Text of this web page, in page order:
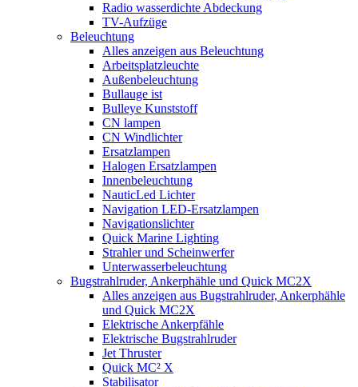
Radio wasserdichte Abdeckung
TV-Aufzüge
Beleuchtung
Alles anzeigen aus Beleuchtung
Arbeitsplatzleuchte
Außenbeleuchtung
Bullauge ist
Bulleye Kunststoff
CN lampen
CN Windlichter
Ersatzlampen
Halogen Ersatzlampen
Innenbeleuchtung
NauticLed Lichter
Navigation LED-Ersatzlampen
Navigationslichter
Quick Marine Lighting
Strahler und Scheinwerfer
Unterwasserbeleuchtung
Bugstrahlruder, Ankerphähle und Quick MC2X
Alles anzeigen aus Bugstrahlruder, Ankerphähle
und Quick MC2X
Elektrische Ankerpfähle
Elektrische Bugstrahlruder
Jet Thruster
Quick MC² X
Stabilisator